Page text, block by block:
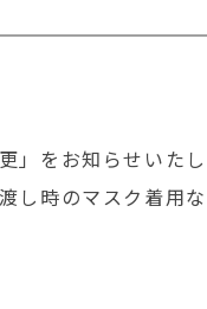
をお知らせいた
時のマスク着用な